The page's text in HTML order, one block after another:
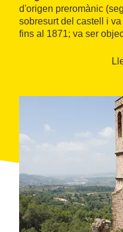
d'origen preromànic
sobresurt del castell i
fins al 1871; va ser
en què va ser
panoràmiques de la